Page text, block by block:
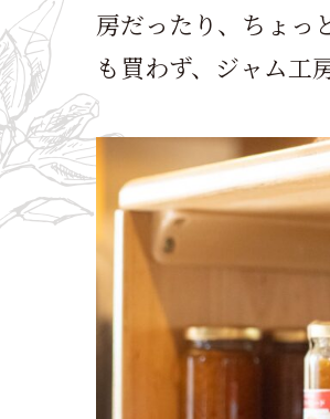
房だったり、ちょっ
も買わず、ジャム工